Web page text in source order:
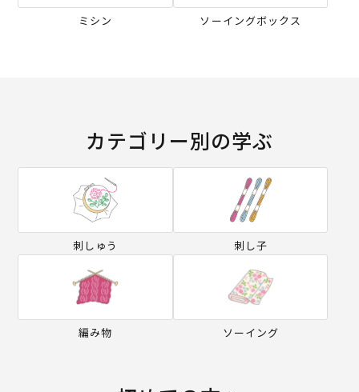
ミシン ソーイングボックス
カテゴリー別の学ぶ
刺しゅう 刺し子
編み物 ソーイング